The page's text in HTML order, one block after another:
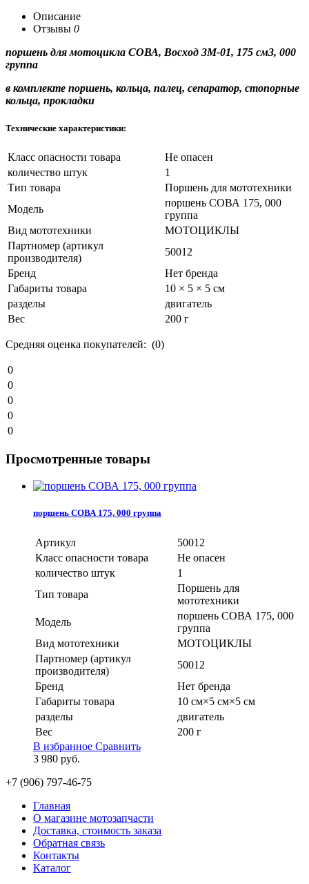
Описание
Отзывы 0
поршень для мотоцикла СОВА, Восход 3М-01, 175 см3, 000
группа
в комплекте поршень, кольца, палец, сепаратор, стопорные
кольца, прокладки
Технические характеристики:
Класс опасности товара
Не опасен
количество штук
1
Тип товара
Поршень для мототехники
Модель
поршень СОВА 175, 000
группа
Вид мототехники
МОТОЦИКЛЫ
Партномер (артикул
производителя)
50012
Бренд
Нет бренда
Габариты товара
10 × 5 × 5 см
разделы
двигатель
Вес
200 г
Средняя оценка покупателей: (0)
0
0
0
0
0
Просмотренные товары
поршень СОВА 175, 000 группа
Артикул
50012
Класс опасности товара
Не опасен
количество штук
1
Тип товара
Поршень для
мототехники
Модель
поршень СОВА 175, 000
группа
Вид мототехники
МОТОЦИКЛЫ
Партномер (артикул
производителя)
50012
Бренд
Нет бренда
Габариты товара
10 см×5 см×5 см
разделы
двигатель
Вес
200 г
В избранное Сравнить
3 980 руб.
+7 (906) 797-46-75
Главная
О магазине мотозапчасти
Доставка, стоимость заказа
Обратная связь
Контакты
Каталог